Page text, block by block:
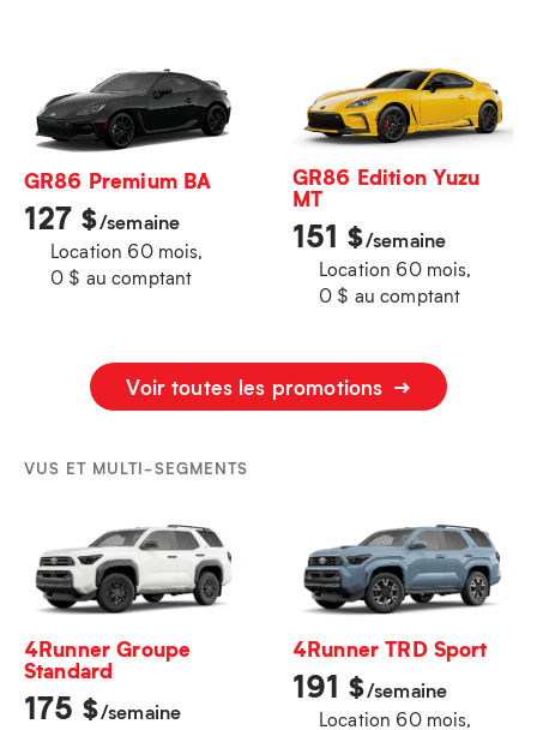
GR86 Premium BA
127 $/semaine
Location 60 mois,
0 $ au comptant
GR86 Edition Yuzu
MT
151 $/semaine
Location 60 mois,
0 $ au comptant
Voir toutes les promotions
VUS ET MULTI-SEGMENTS
4Runner Groupe
Standard
175 $/semaine
4Runner TRD Sport
191 $/semaine
Location 60 mois,